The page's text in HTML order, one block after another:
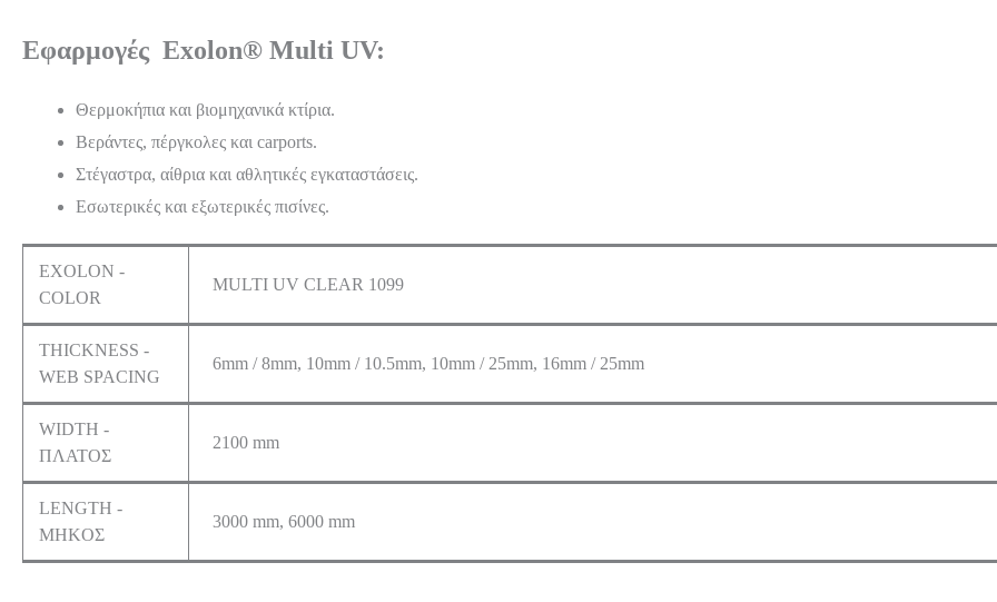
Εφαρμογές Exolon® Multi UV:
Θερμοκήπια και βιομηχανικά κτίρια.
Βεράντες, πέργκολες και carports.
Στέγαστρα, αίθρια και αθλητικές εγκαταστάσεις.
Εσωτερικές και εξωτερικές πισίνες.
EXOLON -
COLOR
MULTI UV CLEAR 1099
THICKNESS -
WEB SPACING
6mm / 8mm, 10mm / 10.5mm, 10mm / 25mm, 16mm / 25mm
WIDTH -
ΠΛΑΤΟΣ
2100 mm
LENGTH -
ΜHKΟΣ
3000 mm, 6000 mm